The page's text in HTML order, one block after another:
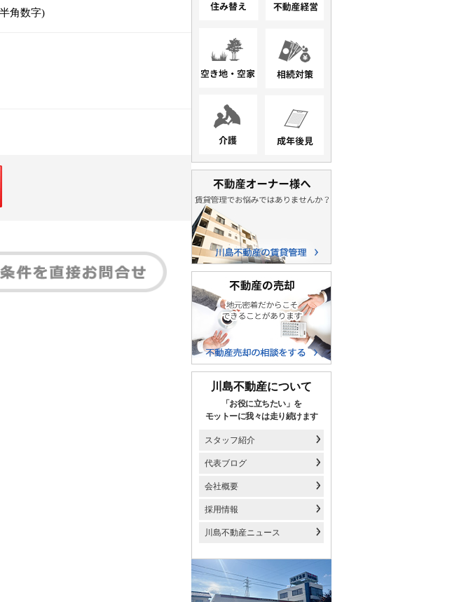
角数字)
川島不動産について
「お役に立ちたい」を
モットーに我々は走り続けます
スタッフ紹介
代表ブログ
会社概要
採用情報
川島不動産ニュース